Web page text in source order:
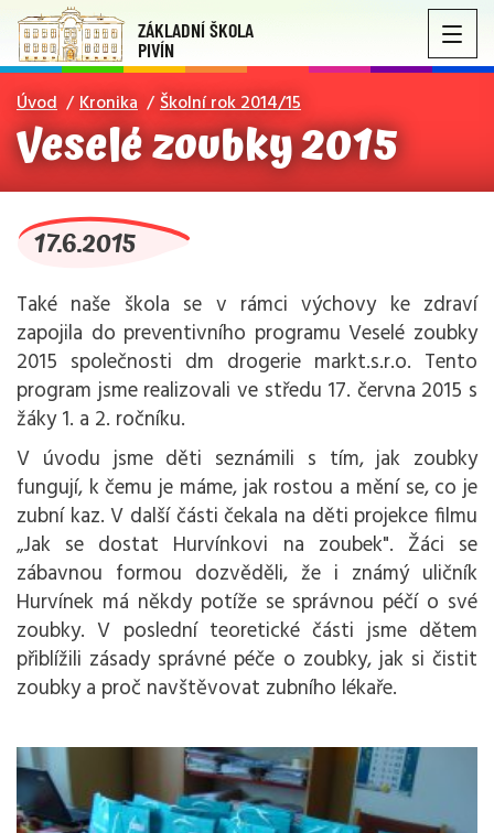
ZÁKLADNÍ ŠKOLA
PIVÍN
Úvod Kronika Školní rok 2014/15
Veselé zoubky 2015
17.6.2015
Také naše škola se v rámci výchovy ke zdraví
zapojila do preventivního programu Veselé zoubky
2015 společnosti dm drogerie markt.s.r.o. Tento
program jsme realizovali ve středu 17. června 2015 s
žáky 1. a 2. ročníku.
V úvodu jsme děti seznámili s tím, jak zoubky
fungují, k čemu je máme, jak rostou a mění se, co je
zubní kaz. V další části čekala na děti projekce filmu
„Jak se dostat Hurvínkovi na zoubek". Žáci se
zábavnou formou dozvěděli, že i známý uličník
Hurvínek má někdy potíže se správnou péčí o své
zoubky. V poslední teoretické části jsme dětem
přiblížili zásady správné péče o zoubky, jak si čistit
zoubky a proč navštěvovat zubního lékaře.